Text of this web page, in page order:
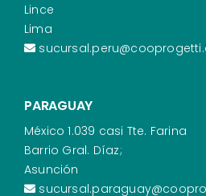
Lince
Lima
PARAGUAY
México 1.039 casi Tte. Farina
Barrio Gral. Díaz;
Asunción